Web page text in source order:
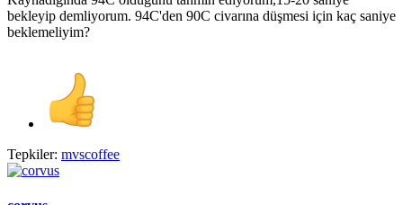
bekleyip demliyorum. 94C'den 90C civarına düşmesi için kaç saniye
beklemeliyim?
Tepkiler: mvscoffee